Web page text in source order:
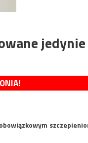
jedynie